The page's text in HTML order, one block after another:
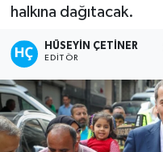
halkına dağıtacak.
HÜSEYIN ÇETINER
EDITÖR